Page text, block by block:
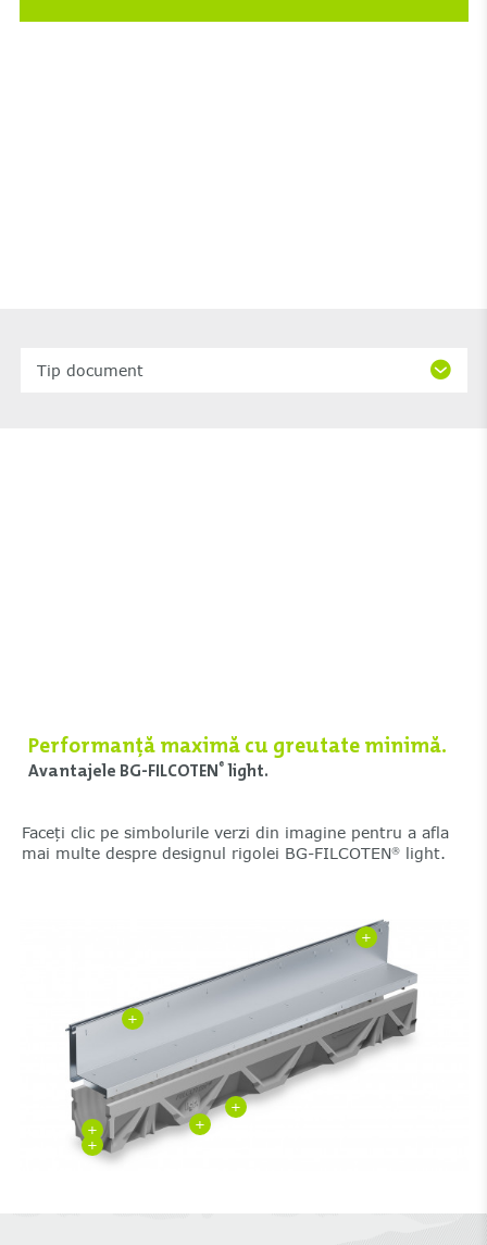
Tip document
Performanță maximă cu greutate minimă.
Avantajele BG-FILCOTEN® light.
Faceți clic pe simbolurile verzi din imagine pentru a afla
mai multe despre designul rigolei BG-FILCOTEN® light.
+
+
+
+
+
+